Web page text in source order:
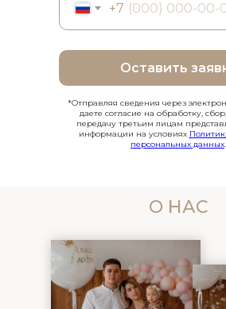
+7
Оставить
*Отправляя сведения через
даете согласие на обработку,
передачу третьим лицам
информации на условиях
персональных данных.
О НАС